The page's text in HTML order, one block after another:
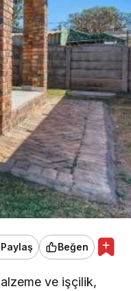
Paylaş Beğen
ve işçilik,